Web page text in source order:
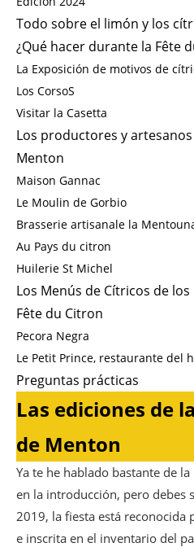
Todo sobre el limón y los
¿Qué hacer durante la Fête
La Exposición de motivos de
Los CorsoS
Visitar la Casetta
Los productores y
Menton
Maison Gannac
Le Moulin de Gorbio
Brasserie artisanale la
Au Pays du citron
Huilerie St Michel
Los Menús de Cítricos de
Fête du Citron
Pecora Negra
Le Petit Prince, restaurante del
Preguntas prácticas
Las ediciones de
de Menton
Ya te he hablado bastante de
en la introducción, pero debes
2019, la fiesta está
e inscrita en el inventario del